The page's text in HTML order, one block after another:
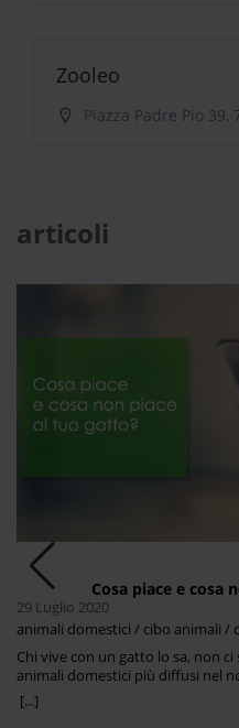
Zooleo
Piazza Padre Pio 39,
articoli
Cosa piace e cosa
29 Luglio 2020
animali domestici / cibo animali /
Chi vive con un gatto lo sa, non
animali domestici più diffusi nel
umani, non ha perso del tutto il
questo spesso fa sì che i suoi
[...]